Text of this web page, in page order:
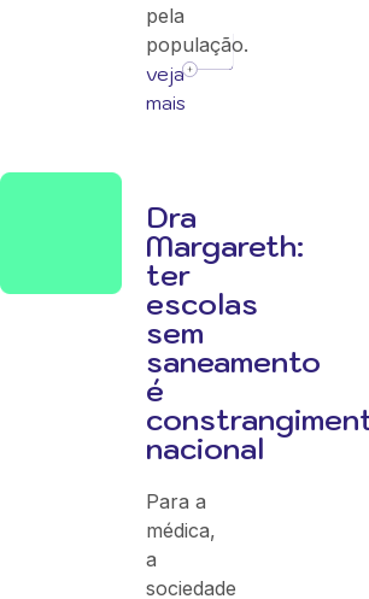
pela
população.
veja
mais
Dra
Margareth:
ter
escolas
sem
saneamento
é
nacional
Para a
médica,
a
sociedade